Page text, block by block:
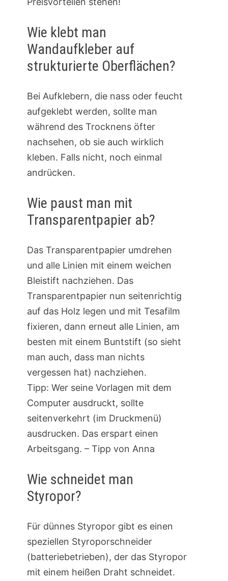
Wie klebt man
Wandaufkleber auf
strukturierte Oberflächen?
Bei Aufklebern, die nass oder feucht
aufgeklebt werden, sollte man
während des Trocknens öfter
nachsehen, ob sie auch wirklich
kleben. Falls nicht, noch einmal
andrücken.
Wie paust man mit
Transparentpapier ab?
Das Transparentpapier umdrehen
und alle Linien mit einem weichen
Bleistift nachziehen. Das
Transparentpapier nun seitenrichtig
auf das Holz legen und mit Tesafilm
fixieren, dann erneut alle Linien, am
besten mit einem Buntstift (so sieht
man auch, dass man nichts
vergessen hat) nachziehen.
Tipp: Wer seine Vorlagen mit dem
Computer ausdruckt, sollte
seitenverkehrt (im Druckmenü)
ausdrucken. Das erspart einen
Arbeitsgang. – Tipp von Anna
Wie schneidet man
Styropor?
Für dünnes Styropor gibt es einen
speziellen Styroporschneider
(batteriebetrieben), der das Styropor
mit einem heißen Draht schneidet.